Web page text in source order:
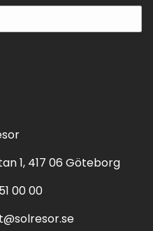
1, 417 06 Göteborg
00 00